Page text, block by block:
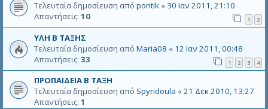
Τελευταία δημοσίευση από pontik « 30 Ιαν 2011, 21:10
Απαντήσεις: 10 1 2
ΥΛΗ Β ΤΑΞΗΣ
Τελευταία δημοσίευση από Maria08 « 12 Ιαν 2011, 00:48
Απαντήσεις: 33 1 2 3 4
ΠΡΟΠΑΙΔΕΙΑ Β ΤΑΞΗ
Τελευταία δημοσίευση από Spyridoula «21 Δεκ 2010, 13:27
Απαντήσεις: 1